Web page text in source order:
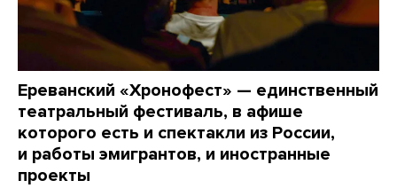
Ереванский «Хронофест» — единственный
театральный фестиваль, в афише
которого есть и спектакли из России,
и работы эмигрантов, и иностранные
проекты